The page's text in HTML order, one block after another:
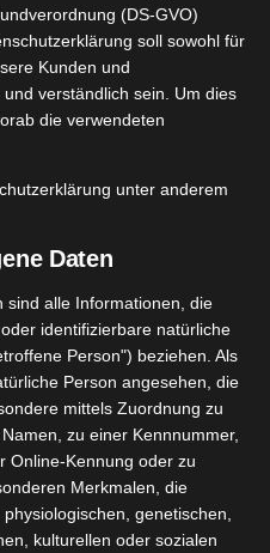
Testpaket
Produktvorstellungen
Weiterlesen
(DS-GVO)
soll sowohl für
Kunden und
verständlich sein. Um dies
die verwendeten
unter anderem
Daten
sind alle Informationen, die
identifizierbare natürliche
Person") beziehen. Als
Person angesehen, die
mittels Zuordnung zu
zu einer Kennnummer,
Online-Kennung oder zu
Merkmalen, die
genetischen,
kulturellen oder sozialen